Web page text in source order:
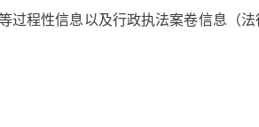
过程性信息以及行政执法案卷信息（